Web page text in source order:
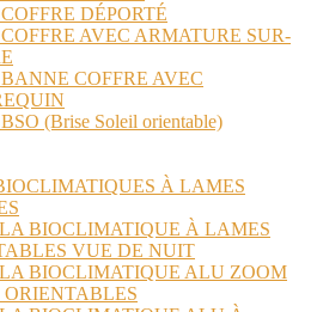
DÉPORTÉ
AVEC ARMATURE SUR-
COFFRE AVEC
(Brise Soleil orientable)
À LAMES
BIOCLIMATIQUE À LAMES
VUE DE NUIT
BIOCLIMATIQUE ALU ZOOM